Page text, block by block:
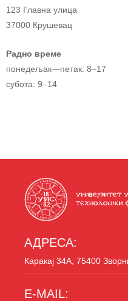
123 Главна улица
37000 Крушевац
Радно време
понедељак—петак: 8–17
субота: 9–14
АДРЕСА:
Каракај 34A, 75400
E-MAIL: